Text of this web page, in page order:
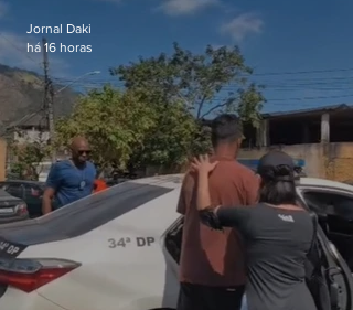
Jornal Daki
há 16 horas